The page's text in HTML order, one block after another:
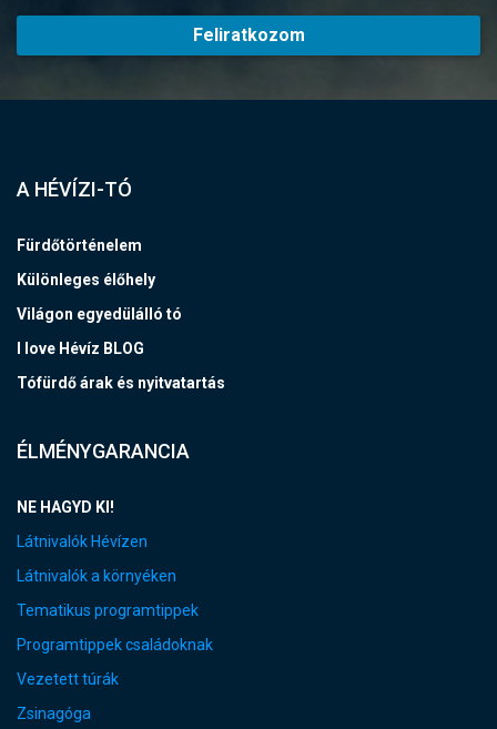
Feliratkozom
A HÉVÍZI-TÓ
Fürdőtörténelem
Különleges élőhely
Világon egyedülálló tó
I love Hévíz BLOG
Tófürdő árak és nyitvatartás
ÉLMÉNYGARANCIA
NE HAGYD KI!
Látnivalók Hévízen
Látnivalók a környéken
Tematikus programtippek
Programtippek családoknak
Vezetett túrák
Zsinagóga